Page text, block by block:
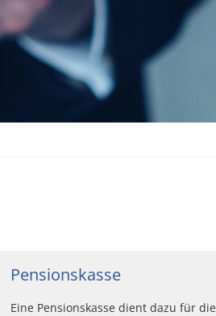
Pensionskasse
Eine Pensionskasse dient dazu für die